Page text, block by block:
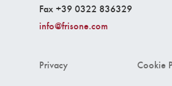
Fax +39 0322 836329
info@frisone.com
Privacy Cookie